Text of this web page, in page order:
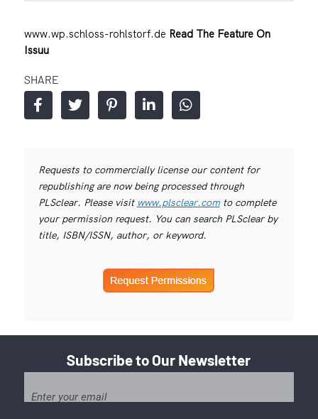
www.wp.schloss-rohlstorf.de Read The Feature On
Issuu
SHARE
Requests to commercially license our content for
republishing are now being processed through
PLSclear. Please visit www.plsclear.comto complete
your permission request. You can search PLSclear by
title, ISBN/ISSN, author, or keyword.
Subscribe to Our Newsletter